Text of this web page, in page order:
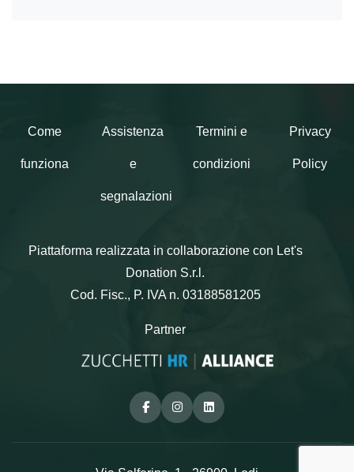
Come
funziona
Assistenza
e
segnalazioni
Termini e
condizioni
Privacy
Policy
Piattaforma realizzata in collaborazione con Let's
Donation S.r.l.
Cod. Fisc., P. IVA n. 03188581205
Partner
FacebookInstagramLinkedin